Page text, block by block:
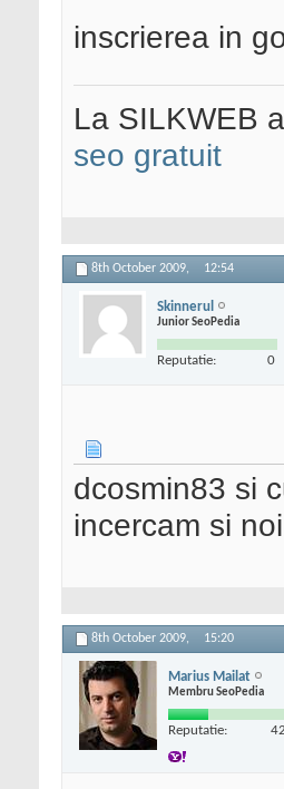
inscrierea in
La SILKWEB
seo gratuit
8th October 2009, 12:54
Skinnerul
Junior SeoPedia
Reputatie: 0
dcosmin83 si
incercam si
8th October 2009, 15:20
Marius Mailat
Membru SeoPedia
Reputatie: 42